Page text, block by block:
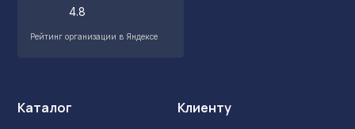
4.8
Рейтинг организации в Яндексе
Каталог Клиенту